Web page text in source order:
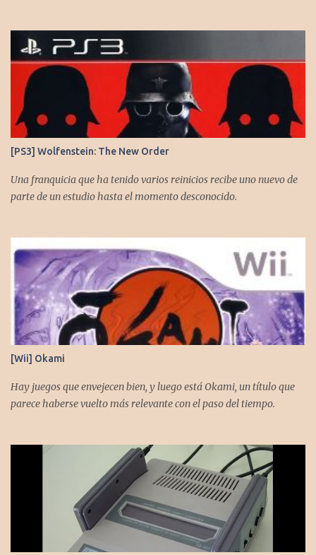
[PS3] Wolfenstein: The New Order
Una franquicia que ha tenido varios reinicios recibe uno nuevo de
parte de un estudio hasta el momento desconocido.
[Wii] Okami
Hay juegos que envejecen bien, y luego está Okami, un título que
parece haberse vuelto más relevante con el paso del tiempo.